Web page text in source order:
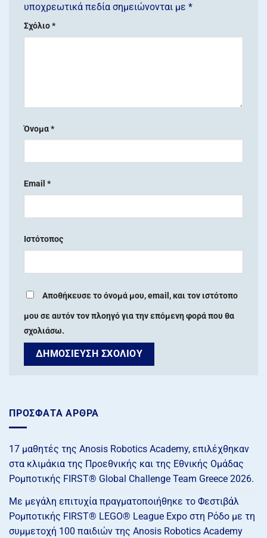
υποχρεωτικά πεδία σημειώνονται με *
Σχόλιο*
Όνομα*
Email *
Ιστότοπος
Αποθήκευσε το όνομά μου, email, και τον ιστότοπο
μου σε αυτόν τον πλοηγό για την επόμενη φορά που θα
σχολιάσω.
ΠΡΌΣΦΑΤΑ ΆΡΘΡΑ
17 μαθητές της Anosis Robotics Academy, επιλέχθηκαν
στα κλιμάκια της Προεθνικής και της Εθνικής Ομάδας
Ρομποτικής FIRST® Global Challenge Team Greece 2026.
Με μεγάλη επιτυχία πραγματοποιήθηκε το Φεστιβάλ
Ρομποτικής FIRST® LEGO® League Expo στη Ρόδο με τη
συμμετοχή 100 παιδιών της Anosis Robotics Academy